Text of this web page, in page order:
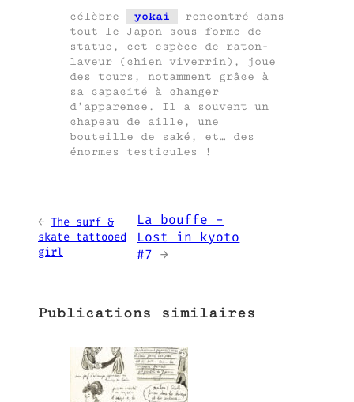
célèbre yokai
rencontré dans
tout le Japon sous forme de
statue, cet espèce de raton-
laveur (chien viverrin), joue
des tours, notamment grâce à
sa capacité à changer
d’apparence. Il a souvent un
chapeau de aille, une
bouteille de saké, et… des
énormes testicules !
← The surf &
skate tattooed
girl
La bouffe -
Lost in kyoto
#7 →
Publications similaires